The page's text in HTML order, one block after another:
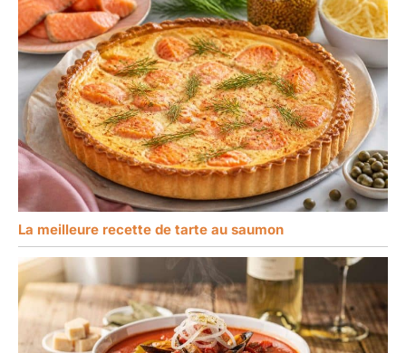
La meilleure recette de tarte au saumon